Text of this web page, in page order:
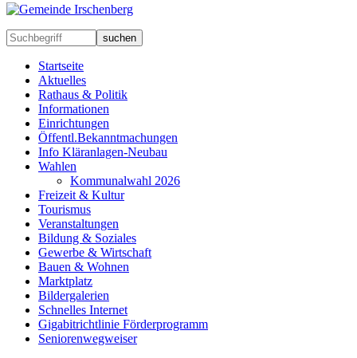
suchen
Startseite
Aktuelles
Rathaus & Politik
Informationen
Einrichtungen
Öffentl.Bekanntmachungen
Info Kläranlagen-Neubau
Wahlen
Kommunalwahl 2026
Freizeit & Kultur
Tourismus
Veranstaltungen
Bildung & Soziales
Gewerbe & Wirtschaft
Bauen & Wohnen
Marktplatz
Bildergalerien
Schnelles Internet
Gigabitrichtlinie Förderprogramm
Seniorenwegweiser